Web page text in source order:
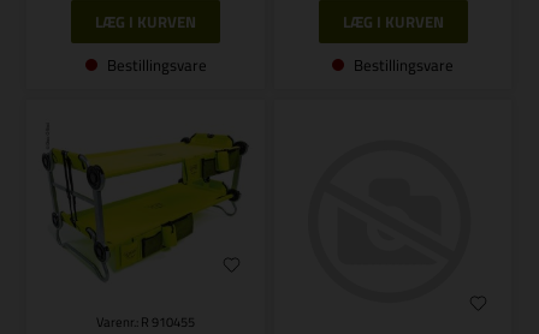
Bestillingsvare Bestillingsvare
Varenr.: R 910455